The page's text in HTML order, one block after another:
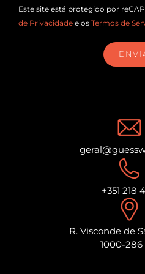
Este site está protegido por
de Privacidade e os Termos de
+351 218
R. Visconde de
1000-286